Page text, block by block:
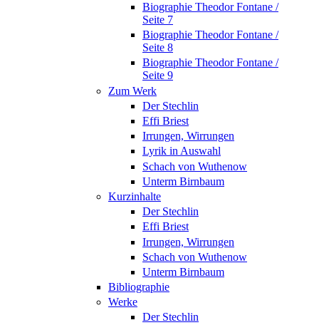
Biographie Theodor Fontane /
Seite 7
Biographie Theodor Fontane /
Seite 8
Biographie Theodor Fontane /
Seite 9
Zum Werk
Der Stechlin
Effi Briest
Irrungen, Wirrungen
Lyrik in Auswahl
Schach von Wuthenow
Unterm Birnbaum
Kurzinhalte
Der Stechlin
Effi Briest
Irrungen, Wirrungen
Schach von Wuthenow
Unterm Birnbaum
Bibliographie
Werke
Der Stechlin